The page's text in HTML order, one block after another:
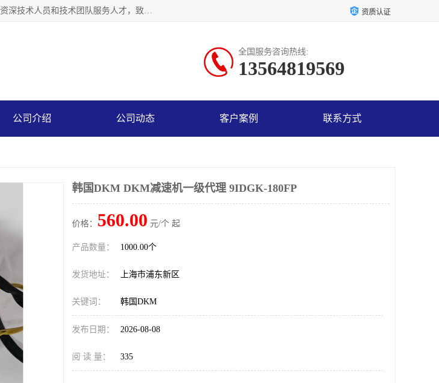
上海精晟邦机电科技有限公司是一家专业从事减速机研发，销售与一体的企业。公司拥有资深技术人员和技术团队服务人才，致力于为广大客户提供专业，细致的产品服务。主营产品有：中型减速电机，微型调速电机，精密行星减速机，蜗轮蜗杆减速机，RFKS四大系列减速机，SKM双曲面齿轮减速机，齿轮减速电机，行星减速机，防爆电机，变频器等系列；产品广泛用于汽车，船舶，能源，环保，包装，物流等领域，欢迎咨询。 资质认证
全国服务咨询热线:
13564819569
公司介绍 公司动态 客户案例 联系方式
韩国DKM DKM减速机一级代理 9IDGK-180FP
价格： 560.00 元/个 起
产品数量： 1000.00个
发货地址： 上海市浦东新区
关键词： 韩国DKM
发布日期： 2026-08-08
阅 读 量： 335